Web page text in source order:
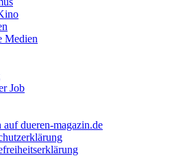
Medien
Job
auf dueren-magazin.de